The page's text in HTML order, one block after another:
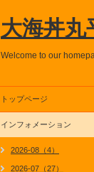
大海丼丸
Welcome to our
トップページ
インフォメーション
2026-08（4）
2026-07（27）